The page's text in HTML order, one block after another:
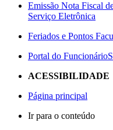
Emissão Nota Fiscal
Serviço Eletrônica
Feriados e Pontos
Portal do Funcionário
ACESSIBILIDADE
Página principal
Ir para o conteúdo